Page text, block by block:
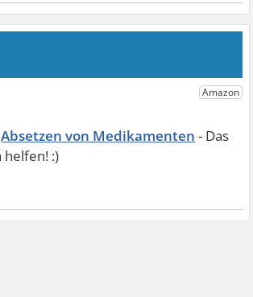
Absetzen von Medikamenten